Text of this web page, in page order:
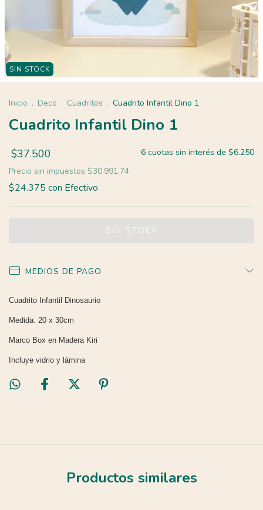
SIN STOCK
Inicio . Deco . Cuadritos . Cuadrito Infantil Dino 1
Cuadrito Infantil Dino 1
$37.500 6 cuotas sin interés de $6.250
Precio sin impuestos $30.991,74
$24.375 con Efectivo
MEDIOS DE PAGO
Cuadrito Infantil Dinosaurio
Medida: 20 x 30cm
Marco Box en Madera Kiri
Incluye vidrio y lámina
Productos similares